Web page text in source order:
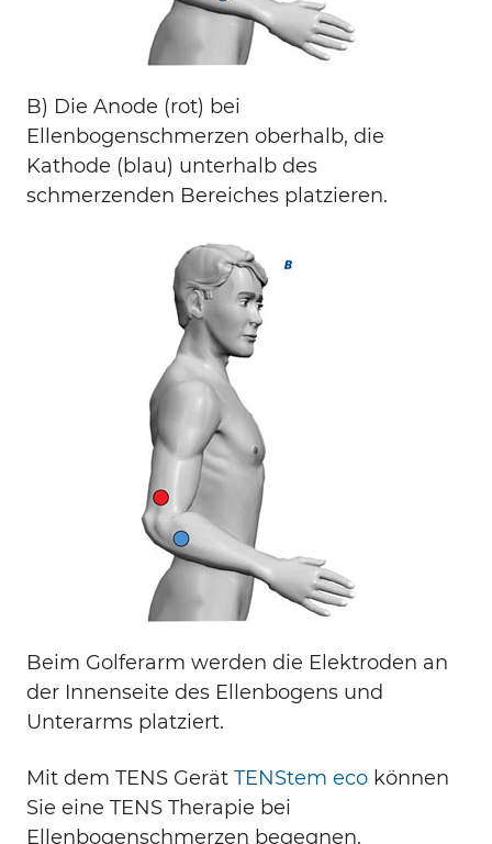
B) Die Anode (rot) bei
Ellenbogenschmerzen oberhalb, die
Kathode (blau) unterhalb des
schmerzenden Bereiches platzieren.
Beim Golferarm werden die Elektroden an
der Innenseite des Ellenbogens und
Unterarms platziert.
Mit dem TENS Gerät TENStem eco können
Sie eine TENS Therapie bei
Ellenbogenschmerzen begegnen.